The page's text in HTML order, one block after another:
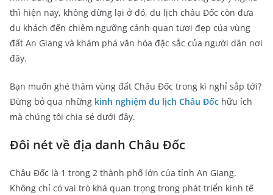
thì hiện nay, không dừng lại ở đó, du lịch châu Đốc còn đưa
du khách đến chiêm ngưỡng cảnh quan tươi đẹp của vùng
đất An Giang và khám phá văn hóa đặc sắc của người dân nơi
đây.
Bạn muốn ghé thăm vùng đất Châu Đốc trong kì nghỉ sắp tới?
Đừng bỏ qua những kinh nghiệm du lịch Châu Đốc hữu ích
mà chúng tôi chia sẻ dưới đây.
Đôi nét về địa danh Châu Đốc
Châu Đốc là 1 trong 2 thành phố lớn của tỉnh An Giang.
Không chỉ có vai trò khá quan trọng trong phát triển kinh tế